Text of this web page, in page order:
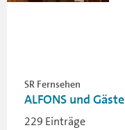
SR Fernsehen
ALFONS und Gäste
229 Einträge